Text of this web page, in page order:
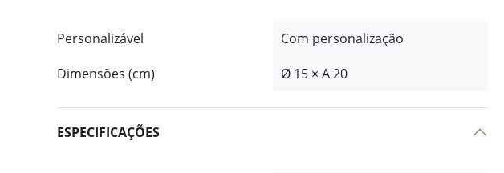
Personalizável
Com personalização
Dimensões (cm)
Ø 15 × A 20
ESPECIFICAÇÕES